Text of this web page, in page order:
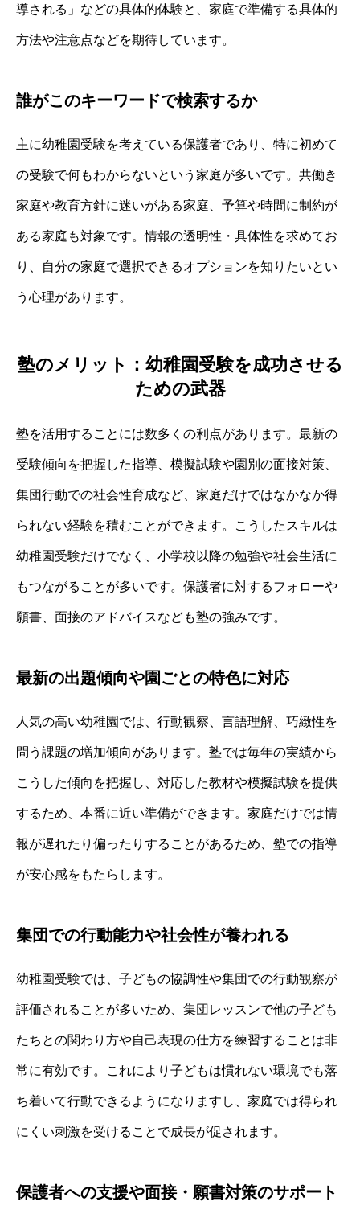
導される」などの具体的体験と、家庭で準備する具体的
方法や注意点などを期待しています。
誰がこのキーワードで検索するか
主に幼稚園受験を考えている保護者であり、特に初めて
の受験で何もわからないという家庭が多いです。共働き
家庭や教育方針に迷いがある家庭、予算や時間に制約が
ある家庭も対象です。情報の透明性・具体性を求めてお
り、自分の家庭で選択できるオプションを知りたいとい
う心理があります。
塾のメリット：幼稚園受験を成功させる
ための武器
塾を活用することには数多くの利点があります。最新の
受験傾向を把握した指導、模擬試験や園別の面接対策、
集団行動での社会性育成など、家庭だけではなかなか得
られない経験を積むことができます。こうしたスキルは
幼稚園受験だけでなく、小学校以降の勉強や社会生活に
もつながることが多いです。保護者に対するフォローや
願書、面接のアドバイスなども塾の強みです。
最新の出題傾向や園ごとの特色に対応
人気の高い幼稚園では、行動観察、言語理解、巧緻性を
問う課題の増加傾向があります。塾では毎年の実績から
こうした傾向を把握し、対応した教材や模擬試験を提供
するため、本番に近い準備ができます。家庭だけでは情
報が遅れたり偏ったりすることがあるため、塾での指導
が安心感をもたらします。
集団での行動能力や社会性が養われる
幼稚園受験では、子どもの協調性や集団での行動観察が
評価されることが多いため、集団レッスンで他の子ども
たちとの関わり方や自己表現の仕方を練習することは非
常に有効です。これにより子どもは慣れない環境でも落
ち着いて行動できるようになりますし、家庭では得られ
にくい刺激を受けることで成長が促されます。
保護者への支援や面接・願書対策のサポート